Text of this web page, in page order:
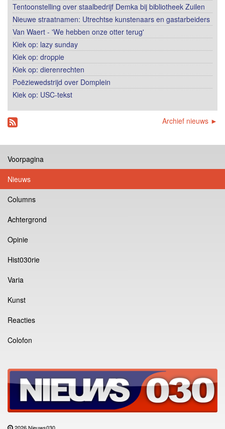
Tentoonstelling over staalbedrijf Demka bij bibliotheek Zuilen
Nieuwe straatnamen: Utrechtse kunstenaars en gastarbeiders
Van Waert - 'We hebben onze otter terug'
Kiek op: lazy sunday
Kiek op: droppie
Kiek op: dierenrechten
Poëziewedstrijd over Domplein
Kiek op: USC-tekst
Archief nieuws ►
Voorpagina
Nieuws
Columns
Achtergrond
Opinie
Hist030rie
Varia
Kunst
Reacties
Colofon
2026 Nieuws030